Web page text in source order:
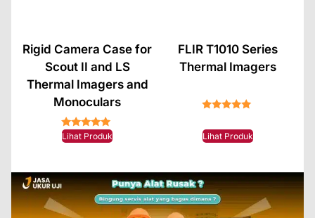
Rigid Camera Case for
Scout II and LS
Thermal Imagers and
Monoculars
★★★★★
Lihat Produk
FLIR T1010 Series
Thermal Imagers
Lihat Produk